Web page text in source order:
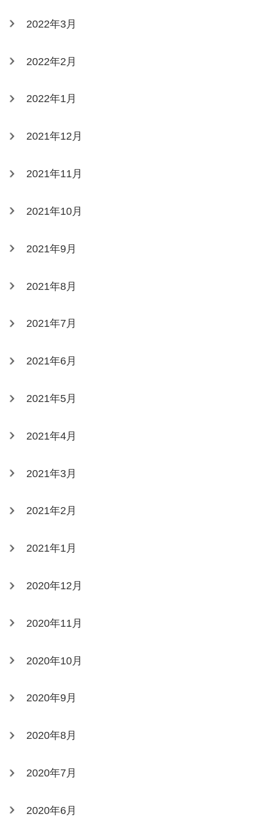
2022年3月
2022年2月
2022年1月
2021年12月
2021年11月
2021年10月
2021年9月
2021年8月
2021年7月
2021年6月
2021年5月
2021年4月
2021年3月
2021年2月
2021年1月
2020年12月
2020年11月
2020年10月
2020年9月
2020年8月
2020年7月
2020年6月